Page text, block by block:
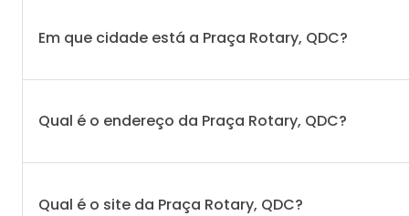
Em que cidade está a Praça Rotary, QDC?
Qual é o endereço da Praça Rotary, QDC?
Qual é o site da Praça Rotary, QDC?